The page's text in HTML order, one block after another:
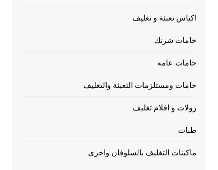
اكياس تعبئة و تغليف
خامات شرنك
خامات عامه
خامات ومستلزمات التعبئة والتغليف
رولات و افلام تغليف
طبات
ماكينات التغليف بالسلوفان واخرى